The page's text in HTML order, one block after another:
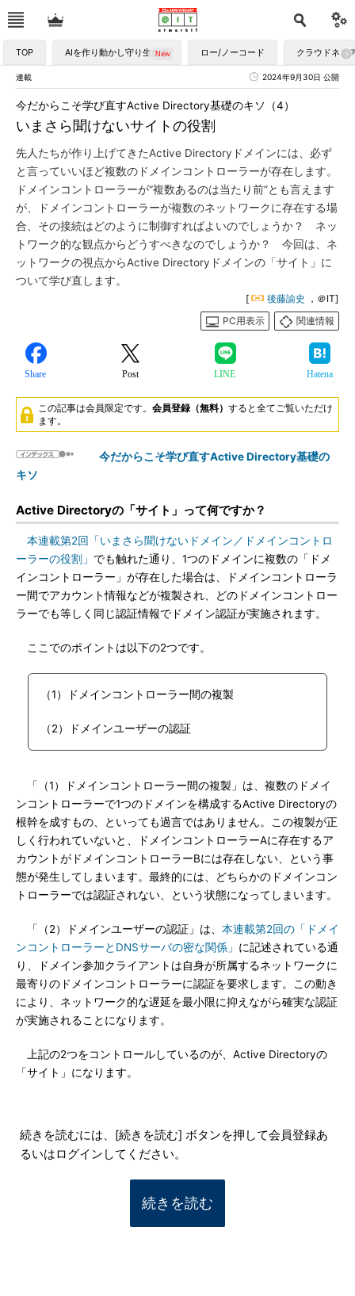
TOP AIを作り動かし守り生かす ロー/ノーコード クラウドネイ
連載 2024年9月30日 公開
いまさら聞けないサイトの役割
今だからこそ学び直すActive Directory基礎のキソ（4）
先人たちが作り上げてきたActive Directoryドメインには、必ず
と言っていいほど複数のドメインコントローラーが存在します。
ドメインコントローラーが“複数あるのは当たり前”とも言えます
が、ドメインコントローラーが複数のネットワークに存在する場
合、その接続はどのように制御すればよいのでしょうか？ ネッ
トワーク的な観点からどうすべきなのでしょうか？ 今回は、ネ
ットワークの視点からActive Directoryドメインの「サイト」に
ついて学び直します。
[ 後藤諭史
，＠IT]
PC用表示
関連情報
Share Post LINE Hatena
この記事は会員限定です。 会員登録（無料） すると全てご覧いただけ
ます。
今だからこそ学び直すActive Directory基礎の
キソ
Active Directoryの「サイト」って何ですか？
本連載第2回「いまさら聞けないドメイン／ドメインコントロ
ーラーの役割」 でも触れた通り、1つのドメインに複数の「ドメ
インコントローラー」が存在した場合は、ドメインコントローラ
ー間でアカウント情報などが複製され、どのドメインコントロー
ラーでも等しく同じ認証情報でドメイン認証が実施されます。
ここでのポイントは以下の2つです。
（1）ドメインコントローラー間の複製
（2）ドメインユーザーの認証
「（1）ドメインコントローラー間の複製」は、複数のドメイ
ンコントローラーで1つのドメインを構成するActive Directoryの
根幹を成すもの、といっても過言ではありません。この複製が正
しく行われていないと、ドメインコントローラーAに存在するア
カウントがドメインコントローラーBには存在しない、という事
態が発生してしまいます。最終的には、どちらかのドメインコン
トローラーでは認証されない、という状態になってしまいます。
「（2）ドメインユーザーの認証」は、 本連載第2回の「ドメイ
ンコントローラーとDNSサーバの密な関係」 に記述されている通
り、ドメイン参加クライアントは自身が所属するネットワークに
最寄りのドメインコントローラーに認証を要求します。この動き
により、ネットワーク的な遅延を最小限に抑えながら確実な認証
が実施されることになります。
上記の2つをコントロールしているのが、Active Directoryの
「サイト」になります。
続きを読むには、[続きを読む] ボタンを押して会員登録あ
るいはログインしてください。
続きを読む